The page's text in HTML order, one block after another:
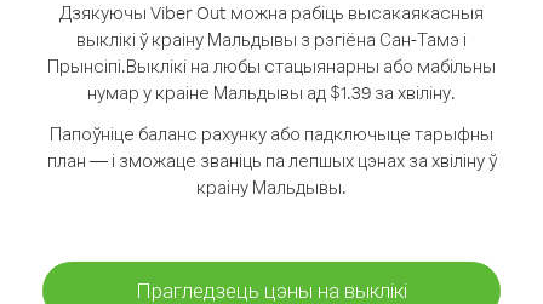
Дзякуючы Viber Out можна рабіць высакаякасныя
выклікі ў краіну Мальдывы з рэгіёна Сан-Тамэ і
Прынсіпі.Выклікі на любы стацыянарны або мабільны
нумар у краіне Мальдывы ад $1.39 за хвіліну.
Папоўніце баланс рахунку або падключыце тарыфны
план — і зможаце званіць па лепшых цэнах за хвіліну ў
краіну Мальдывы.
Прагледзець цэны на выклікі